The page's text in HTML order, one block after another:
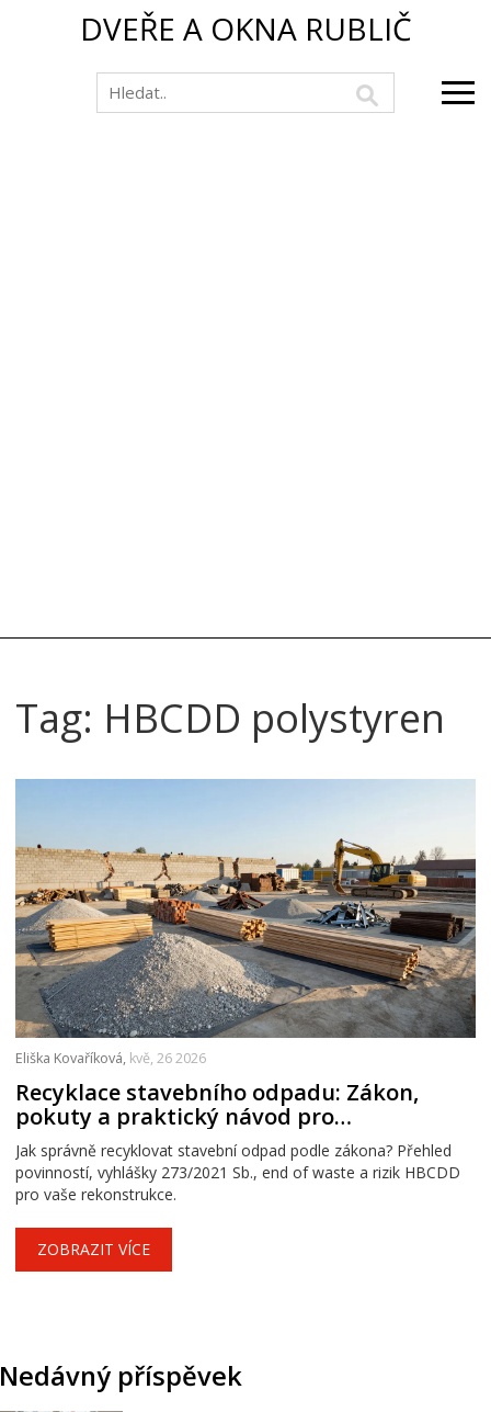
DVEŘE A OKNA RUBLIČ
Tag: HBCDD polystyren
Eliška Kovaříková, kvě, 26 2026
Recyklace stavebního odpadu: Zákon,
pokuty a praktický návod pro
rekonstrukce
Jak správně recyklovat stavební odpad podle zákona? Přehled
povinností, vyhlášky 273/2021 Sb., end of waste a rizik HBCDD
pro vaše rekonstrukce.
ZOBRAZIT VÍCE
Nedávný příspěvek